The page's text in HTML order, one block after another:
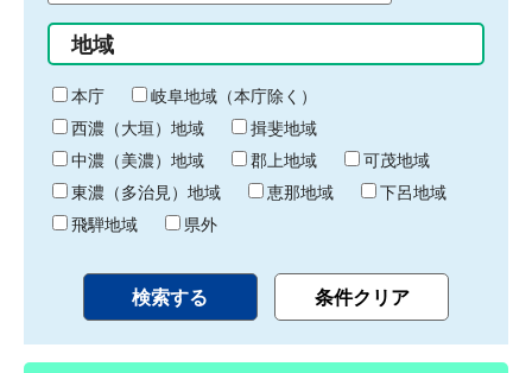
始
り
間
終
わ
り
地域
本庁
岐阜地域（本庁除く）
西濃（大垣）地域
揖斐地域
中濃（美濃）地域
郡上地域
可茂地域
東濃（多治見）地域
恵那地域
下呂地域
飛騨地域
県外